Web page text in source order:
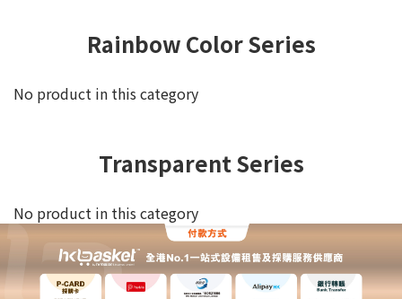
Rainbow Color Series
No product in this category
Transparent Series
No product in this category